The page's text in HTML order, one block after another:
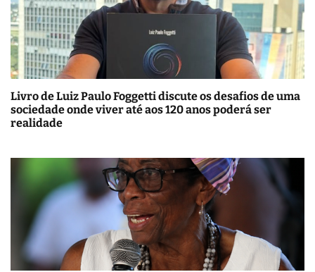
Livro de Luiz Paulo Foggetti discute os desafios de uma
sociedade onde viver até aos 120 anos poderá ser
realidade